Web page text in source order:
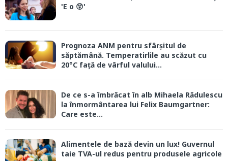
'E o 😲'
Prognoza ANM pentru sfârșitul de
săptămână. Temperatirlile au scăzut cu
20°C față de vârful valului...
De ce s-a îmbrăcat în alb Mihaela Rădulescu
la înmormântarea lui Felix Baumgartner:
Care este...
Alimentele de bază devin un lux! Guvernul
taie TVA-ul redus pentru produsele agricole